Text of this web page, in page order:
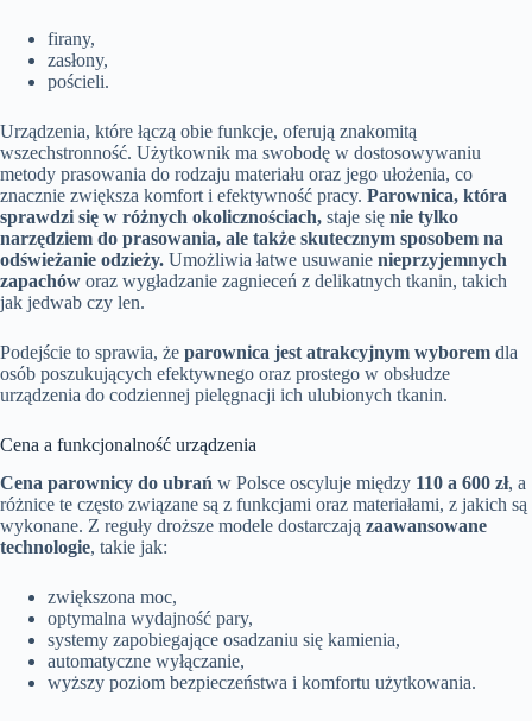
firany,
zasłony,
pościeli.
Urządzenia, które łączą obie funkcje, oferują znakomitą
wszechstronność. Użytkownik ma swobodę w dostosowywaniu
metody prasowania do rodzaju materiału oraz jego ułożenia, co
znacznie zwiększa komfort i efektywność pracy. Parownica, która
sprawdzi się w różnych okolicznościach, staje się nie tylko
narzędziem do prasowania, ale także skutecznym sposobem na
odświeżanie odzieży. Umożliwia łatwe usuwanie nieprzyjemnych
zapachów oraz wygładzanie zagnieceń z delikatnych tkanin, takich
jak jedwab czy len.
Podejście to sprawia, że parownica jest atrakcyjnym wyborem dla
osób poszukujących efektywnego oraz prostego w obsłudze
urządzenia do codziennej pielęgnacji ich ulubionych tkanin.
Cena a funkcjonalność urządzenia
Cena parownicy do ubrań w Polsce oscyluje między 110 a 600 zł, a
różnice te często związane są z funkcjami oraz materiałami, z jakich są
wykonane. Z reguły droższe modele dostarczają zaawansowane
technologie, takie jak:
zwiększona moc,
optymalna wydajność pary,
systemy zapobiegające osadzaniu się kamienia,
automatyczne wyłączanie,
wyższy poziom bezpieczeństwa i komfortu użytkowania.